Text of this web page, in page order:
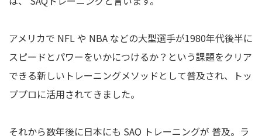
アメリカで NFL や NBA などの大型選手が1980年代後半に
スピードとパワーをいかにつけるか？という課題をクリア
できる新しいトレーニングメソッドとして普及され、トッ
ププロに活用されてきました。
それから数年後に日本にも SAQ トレーニングが 普及。ラ